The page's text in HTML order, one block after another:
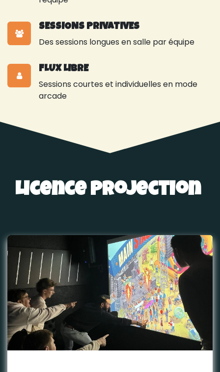
sESSIONS PRIVATIVES
Des sessions longues en salle par équipe
FLUX LIBRE
Sessions courtes et individuelles en mode
arcade
Licence Projection